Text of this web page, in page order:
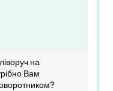
на
Вам